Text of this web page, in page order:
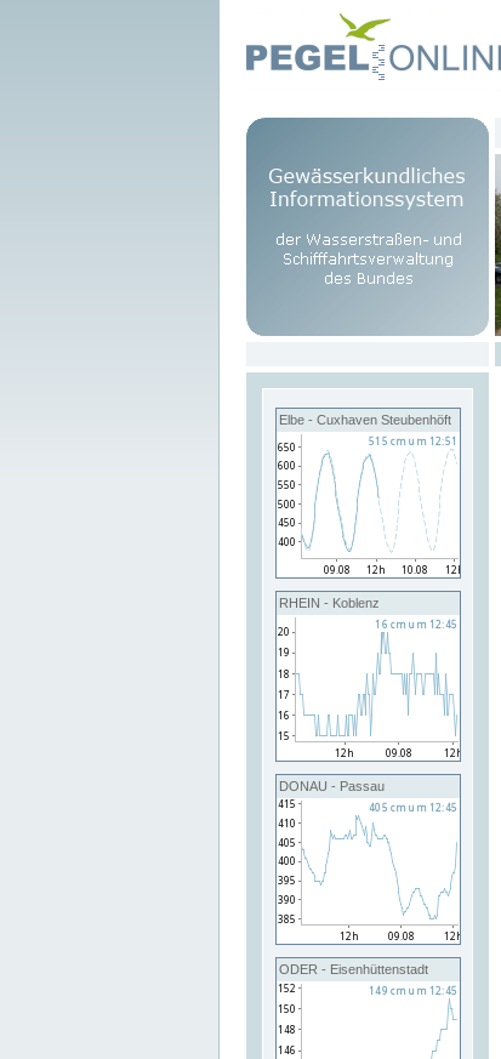
Elbe - Cuxhaven Steubenhöft
RHEIN - Koblenz
DONAU - Passau
ODER - Eisenhüttenstadt